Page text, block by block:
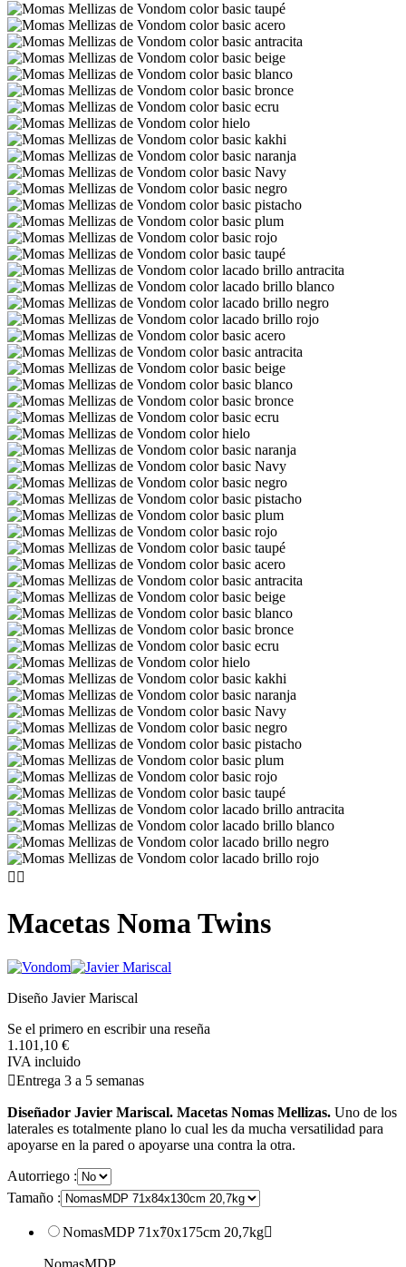
 
Macetas Noma Twins
Diseño Javier Mariscal
Se el primero en escribir una reseña
1.101,10 €
IVA incluido
Entrega 3 a 5 semanas
Diseñador Javier Mariscal. Macetas Nomas Mellizas. Uno de los
laterales es totalmente plano lo cual les da mucha versatilidad para
apoyarse en la pared o apoyarse una contra la otra.
Autorriego :
Tamaño :
NomasMDP 71x70x175cm 20,7kg
NomasMDP